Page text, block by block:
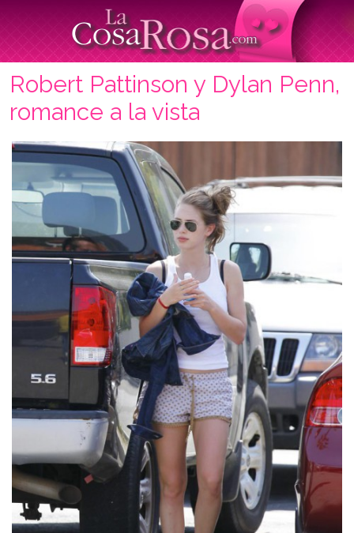
Robert Pattinson y Dylan Penn,
romance a la vista